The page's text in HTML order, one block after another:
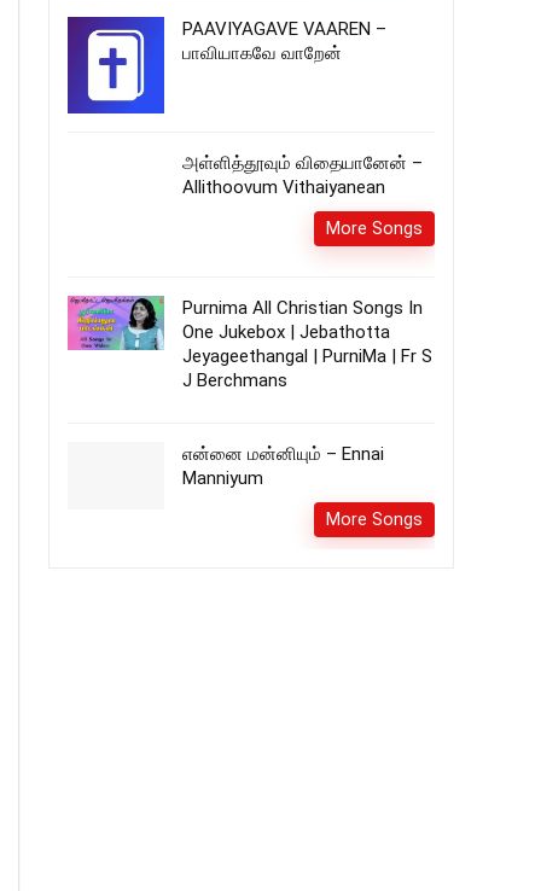
PAAVIYAGAVE VAAREN –
பாவியாகவே வாறேன்
அள்ளித்தூவும் விதையானேன் –
Allithoovum Vithaiyanean
More Songs
Purnima All Christian Songs In
One Jukebox | Jebathotta
Jeyageethangal | PurniMa | Fr S
J Berchmans
என்னை மன்னியும் – Ennai
Manniyum
More Songs